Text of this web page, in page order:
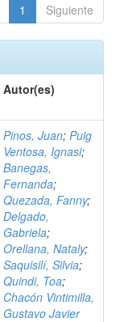
1 Siguiente
Autor(es)
Pinos, Juan; Puig
Ventosa, Ignasi;
Banegas,
Fernanda;
Quezada, Fanny;
Delgado,
Gabriela;
Orellana, Nataly;
Saquisilí, Silvia;
Quindi, Toa;
Chacón Vintimilla,
Gustavo Javier